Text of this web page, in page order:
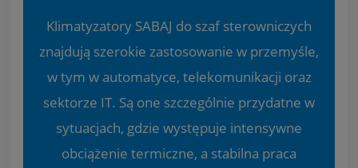
Klimatyzatory SABAJ do szaf sterowniczych
znajdują szerokie zastosowanie w przemyśle,
w tym w automatyce, telekomunikacji oraz
sektorze IT. Są one szczególnie przydatne w
sytuacjach, gdzie występuje intensywne
obciążenie termiczne, a stabilna praca